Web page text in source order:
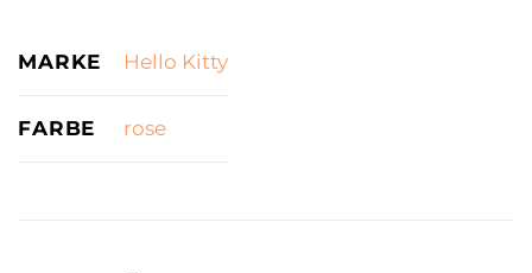
MARKE Hello Kitty
FARBE rose